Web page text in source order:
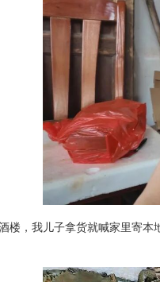
楼，我儿子拿货就喊家里寄